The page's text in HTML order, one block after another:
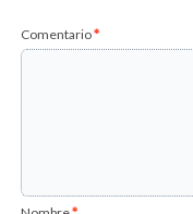
Comentario*